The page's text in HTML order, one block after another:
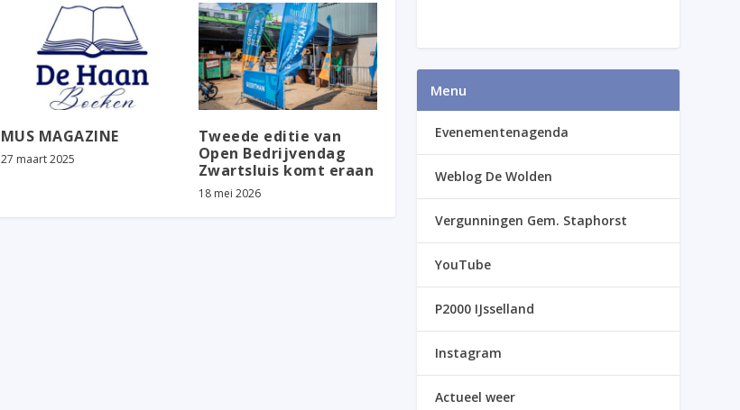
MUS MAGAZINE
27 maart 2025
Tweede editie van
Open Bedrijvendag
Zwartsluis komt eraan
18 mei 2026
Menu
Evenementenagenda
Weblog De Wolden
Vergunningen Gem. Staphorst
YouTube
P2000 IJsselland
Instagram
Actueel weer